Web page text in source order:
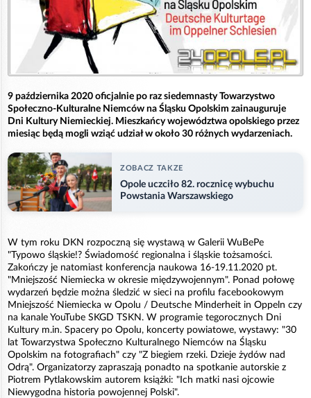
9 października 2020 oficjalnie po raz siedemnasty Towarzystwo
Społeczno-Kulturalne Niemców na Śląsku Opolskim zainauguruje
Dni Kultury Niemieckiej. Mieszkańcy województwa opolskiego przez
miesiąc będą mogli wziąć udział w około 30 różnych wydarzeniach.
ZOBACZ TAKZE
Opole uczciło 82. rocznicę wybuchu
Powstania Warszawskiego
W tym roku DKN rozpoczną się wystawą w Galerii WuBePe
"Typowo śląskie!? Świadomość regionalna i śląskie tożsamości.
Zakończy je natomiast konferencja naukowa 16-19.11.2020 pt.
"Mniejszość Niemiecka w okresie międzywojennym". Ponad połowę
wydarzeń będzie można śledzić w sieci na profilu facebookowym
Mniejszość Niemiecka w Opolu / Deutsche Minderheit in Oppeln czy
na kanale YouTube SKGD TSKN. W programie tegorocznych Dni
Kultury m.in. Spacery po Opolu, koncerty powiatowe, wystawy: "30
lat Towarzystwa Społeczno Kulturalnego Niemców na Śląsku
Opolskim na fotografiach" czy "Z biegiem rzeki. Dzieje żydów nad
Odrą". Organizatorzy zapraszają ponadto na spotkanie autorskie z
Piotrem Pytlakowskim autorem książki: "Ich matki nasi ojcowie
Niewygodna historia powojennej Polski".